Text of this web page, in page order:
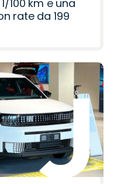
100 km e una
rate da 199